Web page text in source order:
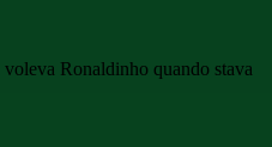
Ronaldinho quando stava